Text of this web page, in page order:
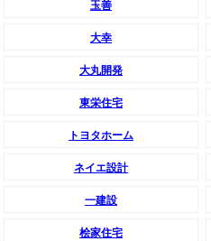
玉善
大幸
大丸開発
東栄住宅
トヨタホーム
ネイエ設計
一建設
桧家住宅